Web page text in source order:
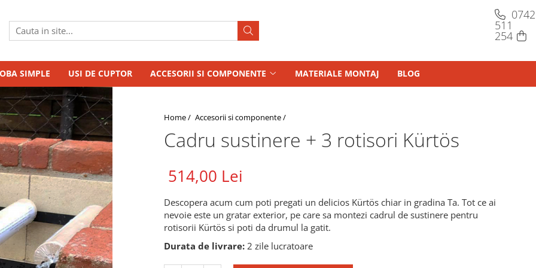
SIMPLE USI DE CUPTOR ACCESORII SI COMPONENTE MATERIALE MONTAJ BLOG
Home / Accesorii si componente /
Cadru sustinere + 3 rotisori Kürtös
514,00 Lei
Descopera acum cum poti pregati un delicios Kürtös chiar in gradina Ta. Tot ce ai
nevoie este un gratar exterior, pe care sa montezi cadrul de sustinere pentru
rotisorii Kürtös si poti da drumul la gatit.
Durata de livrare: 2 zile lucratoare